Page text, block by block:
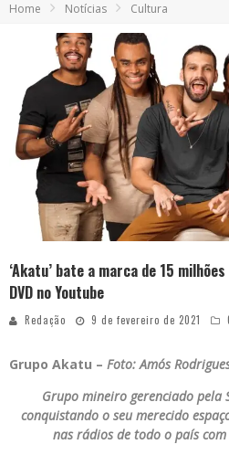
Home Notícias Cultura
‘Akatu’ bate a marca de 15
DVD no Youtube
Redação 9 de fevereiro de 2021
Grupo Akatu – Foto: Amós
Grupo mineiro gerenciado pela
conquistando o seu merecido
nas rádios de todo o país com